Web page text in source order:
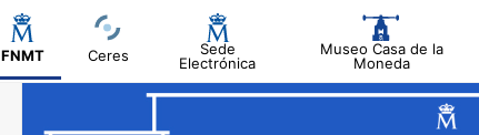
FNMT Ceres
Sede
Electrónica
Museo Casa de la
Moneda